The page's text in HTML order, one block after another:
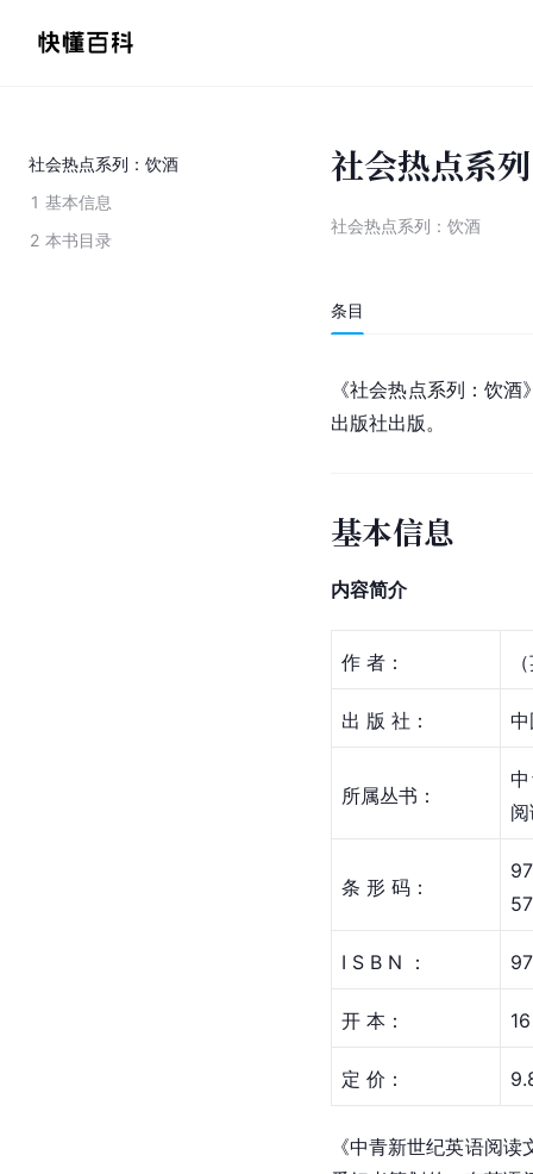
社会热点系列：饮酒
1 基本信息
2 本书目录
社会热点系
社会热点系列：饮酒
条目
《社会热点系列：饮
出版社出版。
基本信息
内容简介
作 者：
出 版 社：
所属丛书：
条 形 码：
I S B N ：
开 本： 16
定 价：
《中青新世纪英语阅